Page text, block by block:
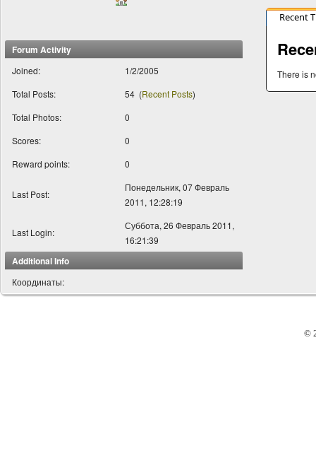
Forum Activity
Joined:
1/2/2005
Total Posts:
54 (Recent Posts)
Total Photos:
0
Scores:
0
Reward points:
0
Last Post:
Понедельник, 07 Февраль
2011, 12:28:19
Last Login:
Суббота, 26 Февраль 2011,
16:21:39
Additional Info
Координаты:
Recent
There is
©